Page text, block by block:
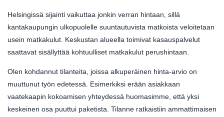
Helsingissä sijainti vaikuttaa jonkin verran hintaan, sillä
kantakaupungin ulkopuolelle suuntautuvista matkoista veloitetaan
usein matkakulut. Keskustan alueella toimivat kasauspalvelut
saattavat sisällyttää kohtuulliset matkakulut perushintaan.
Olen kohdannut tilanteita, joissa alkuperäinen hinta-arvio on
muuttunut työn edetessä. Esimerkiksi erään asiakkaan
vaatekaapin kokoamisen yhteydessä huomasimme, että yksi
keskeinen osa puuttui paketista. Tilanne ratkaistiin ammattimaisen